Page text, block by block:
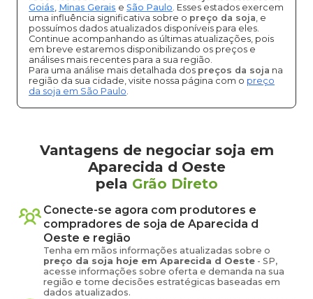
Goiás, Minas Gerais e São Paulo. Esses estados exercem
uma influência significativa sobre o preço da soja, e
possuímos dados atualizados disponíveis para eles.
Continue acompanhando as últimas atualizações, pois
em breve estaremos disponibilizando os preços e
análises mais recentes para a sua região.
Para uma análise mais detalhada dos preços da soja na
região da sua cidade, visite nossa página com o preço
da soja em São Paulo.
Vantagens de negociar soja em
Aparecida d Oeste
pela Grão Direto
Conecte-se agora com produtores e
compradores de soja de Aparecida d
Oeste e região
Tenha em mãos informações atualizadas sobre o
preço da soja hoje em Aparecida d Oeste - SP,
acesse informações sobre oferta e demanda na sua
região e tome decisões estratégicas baseadas em
dados atualizados.